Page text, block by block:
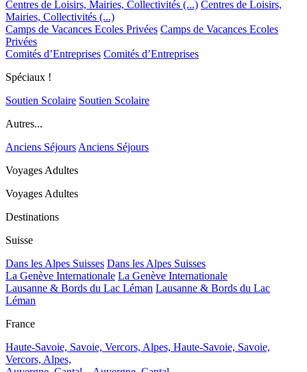
Centres de Loisirs, Mairies, Collectivités (...) Centres de Loisirs,
Mairies, Collectivités (...)
Camps de Vacances Ecoles Privées Camps de Vacances Ecoles
Privées
Comités d’Entreprises Comités d’Entreprises
Spéciaux !
Soutien Scolaire Soutien Scolaire
Autres...
Anciens Séjours Anciens Séjours
Voyages Adultes
Voyages Adultes
Destinations
Suisse
Dans les Alpes Suisses Dans les Alpes Suisses
La Genève Internationale La Genève Internationale
Lausanne & Bords du Lac Léman Lausanne & Bords du Lac
Léman
France
Haute-Savoie, Savoie, Vercors, Alpes, Haute-Savoie, Savoie,
Vercors, Alpes,